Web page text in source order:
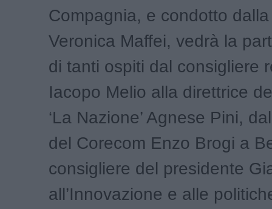
Compagnia, e condotto
Veronica Maffei, vedrà la
di tanti ospiti dal consigliere
Iacopo Melio alla direttrice
‘La Nazione’ Agnese Pini,
del Corecom Enzo Brogi a
consigliere del presidente
all’Innovazione e alle